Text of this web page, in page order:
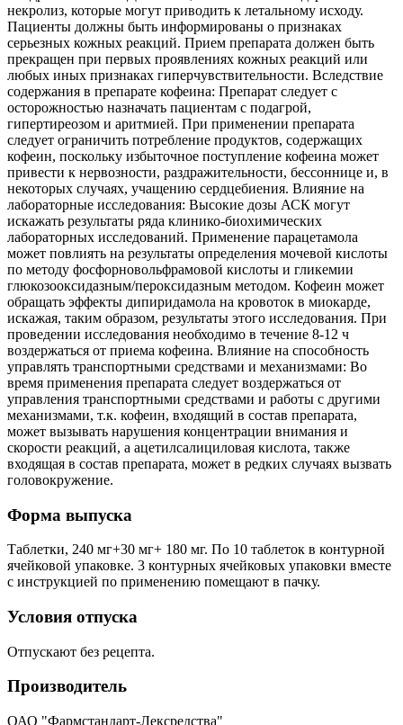
некролиз, которые могут приводить к летальному исходу.
Пациенты должны быть информированы о признаках
серьезных кожных реакций. Прием препарата должен быть
прекращен при первых проявлениях кожных реакций или
любых иных признаках гиперчувствительности. Вследствие
содержания в препарате кофеина: Препарат следует с
осторожностью назначать пациентам с подагрой,
гипертиреозом и аритмией. При применении препарата
следует ограничить потребление продуктов, содержащих
кофеин, поскольку избыточное поступление кофеина может
привести к нервозности, раздражительности, бессоннице и, в
некоторых случаях, учащению сердцебиения. Влияние на
лабораторные исследования: Высокие дозы АСК могут
искажать результаты ряда клинико-биохимических
лабораторных исследований. Применение парацетамола
может повлиять на результаты определения мочевой кислоты
по методу фосфорновольфрамовой кислоты и гликемии
глюкозооксидазным/пероксидазным методом. Кофеин может
обращать эффекты дипиридамола на кровоток в миокарде,
искажая, таким образом, результаты этого исследования. При
проведении исследования необходимо в течение 8-12 ч
воздержаться от приема кофеина. Влияние на способность
управлять транспортными средствами и механизмами: Во
время применения препарата следует воздержаться от
управления транспортными средствами и работы с другими
механизмами, т.к. кофеин, входящий в состав препарата,
может вызывать нарушения концентрации внимания и
скорости реакций, a ацетилсалициловая кислота, также
входящая в состав препарата, может в редких случаях вызвать
головокружение.
Форма выпуска
Таблетки, 240 мг+30 мг+ 180 мг. По 10 таблеток в контурной
ячейковой упаковке. 3 контурных ячейковых упаковки вместе
с инструкцией по применению помещают в пачку.
Условия отпуска
Отпускают без рецепта.
Производитель
ОАО "Фармстандарт-Лексредства"